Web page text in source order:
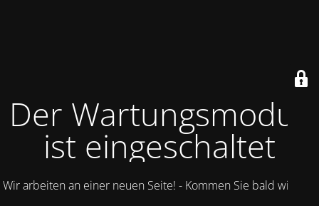
Der Wartungsmodus
ist eingeschaltet
Wir arbeiten an einer neuen Seite! - Kommen Sie bald wieder.